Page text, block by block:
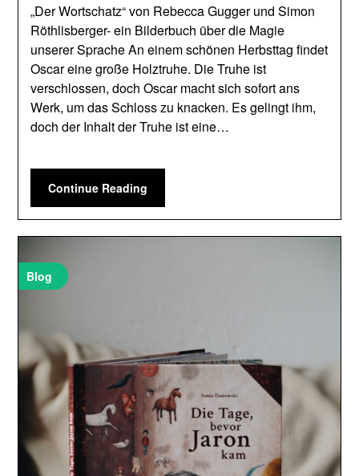
„Der Wortschatz“ von Rebecca Gugger und Simon
Röthlisberger- ein Bilderbuch über die Magie
unserer Sprache An einem schönen Herbsttag findet
Oscar eine große Holztruhe. Die Truhe ist
verschlossen, doch Oscar macht sich sofort ans
Werk, um das Schloss zu knacken. Es gelingt ihm,
doch der Inhalt der Truhe ist eine…
Continue Reading
Blog